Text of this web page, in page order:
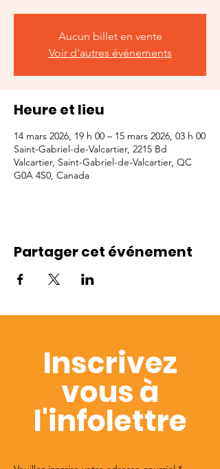
Aucun billet en vente
Voir d'autres événements
Heure et lieu
14 mars 2026, 19 h 00 – 15 mars 2026, 03 h 00
Saint-Gabriel-de-Valcartier, 2215 Bd
Valcartier, Saint-Gabriel-de-Valcartier, QC
G0A 4S0, Canada
Partager cet événement
Inscrivez
vous à
l'infolettre